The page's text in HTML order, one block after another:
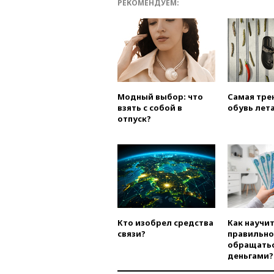
РЕКОМЕНДУЕМ:
Модный выбор: что
взять с собой в
отпуск?
Самая
обувь
Кто изобрел средства
связи?
Как
правильно
деньгами?